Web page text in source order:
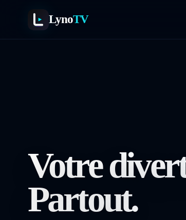
LynoTV
Votre
Partout.